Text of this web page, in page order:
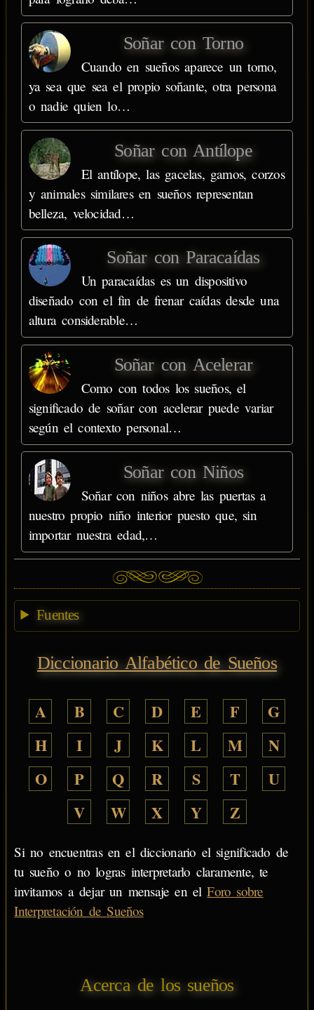
Soñar con Torno
Cuando en sueños aparece un torno,
ya sea que sea el propio soñante, otra persona
o nadie quien lo…
Soñar con Antílope
El antílope, las gacelas, gamos, corzos
y animales similares en sueños representan
belleza, velocidad…
Soñar con Paracaídas
Un paracaídas es un dispositivo
diseñado con el fin de frenar caídas desde una
altura considerable…
Soñar con Acelerar
Como con todos los sueños, el
significado de soñar con acelerar puede variar
según el contexto personal…
Soñar con Niños
Soñar con niños abre las puertas a
nuestro propio niño interior puesto que, sin
importar nuestra edad,…
Fuentes
Diccionario Alfabético de Sueños
A B C D E F
G
H
I J K L M
N
O
P Q R S T
U
V
W X Y Z
Si no encuentras en el diccionario el significado de
tu sueño o no logras interpretarlo claramente, te
invitamos a dejar un mensaje en elForo sobre
Interpretación de Sueños
Acerca de los sueños